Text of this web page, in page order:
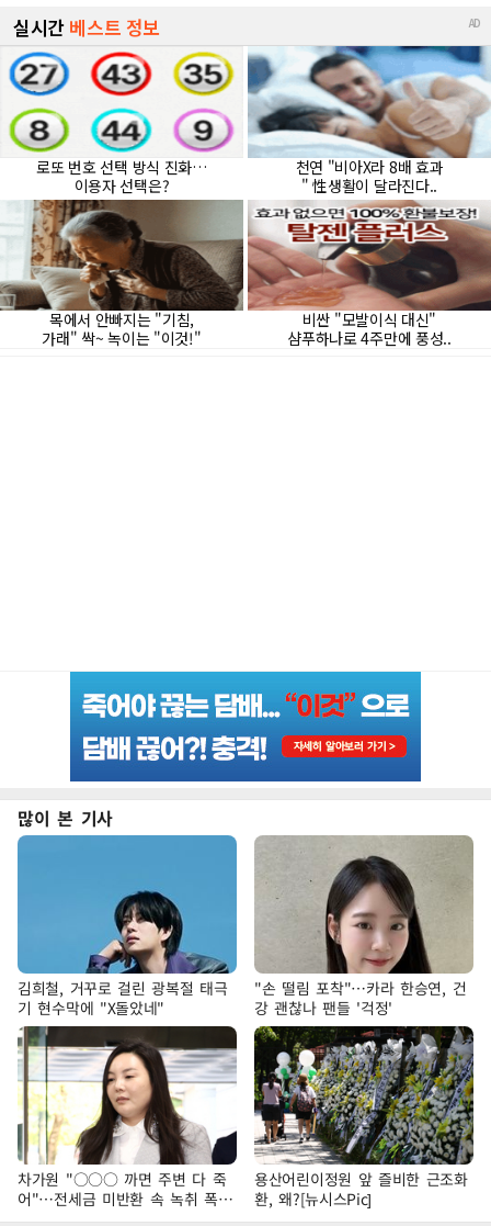
많이 본 기사
김희철, 거꾸로 걸린 광복절 태극
기 현수막에 "X돌았네"
"손 떨림 포착"…카라 한승연, 건
강 괜찮나 팬들 '걱정'
차가원 "○○○ 까면 주변 다 죽
어"…전세금 미반환 속 녹취 폭로
파장
용산어린이정원 앞 즐비한 근조화
환, 왜?[뉴시스Pic]